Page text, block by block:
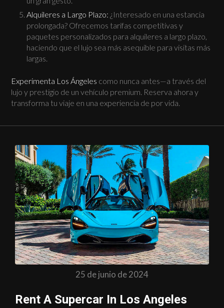
Alquileres a Largo Plazo: ¿Interesado en una estancia
prolongada? Ofrecemos tarifas competitivas y
paquetes personalizados para alquileres a largo plazo,
haciendo que el lujo sea más asequible para visitas más
largas.
Experimenta Los Ángeles como nunca antes—a través del
lujo y prestigio de un vehículo premium. Reserva ahora y
transforma tu viaje en una experiencia de por vida.
25 de junio de 2024
Rent A Supercar In Los Angeles